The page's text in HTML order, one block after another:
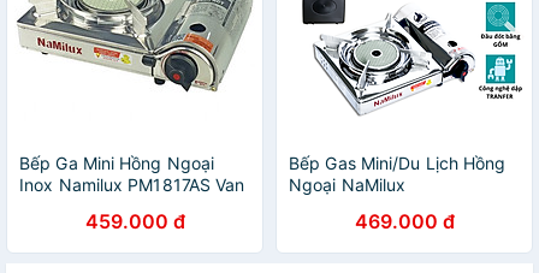
Bếp Ga Mini Hồng Ngoại
Inox Namilux PM1817AS Van
Chống Cháy Nổ Công Nghệ
Nhật Bản-Hàng Chính Hãng
459.000 đ
Bếp Gas Mini/Du Lịch Hồng
Ngoại NaMilux
Toàn Tự Động/SP Phù Hợp
Cho Nhà Hàng-Quán
469.000 đ